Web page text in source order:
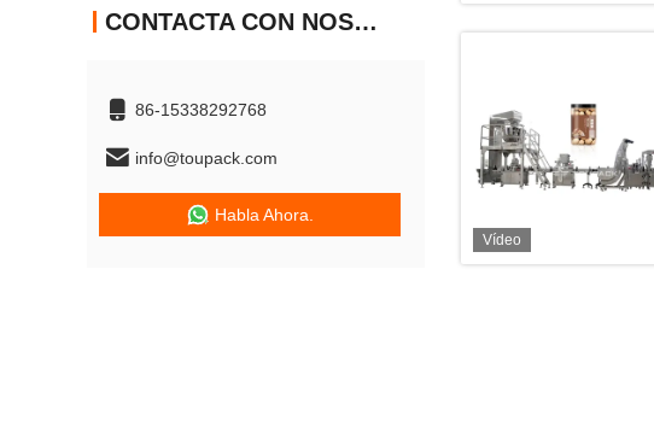
CONTACTA CON NOSOTROS
86-15338292768
info@toupack.com
Habla Ahora.
Vídeo